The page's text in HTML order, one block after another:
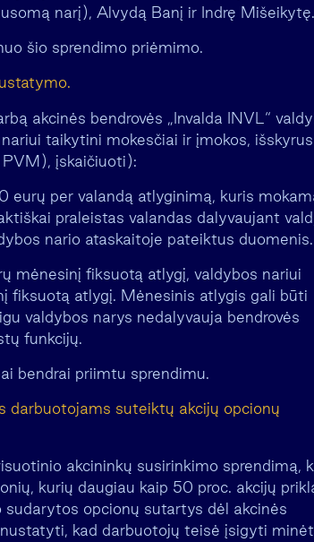
narį), Alvydą Banį ir Indrę Mišeikytę.
šio sprendimo priėmimo.
akcinės bendrovės „Invalda INVL“
taikytini mokesčiai ir įmokos, išskyrus
įskaičiuoti):
eurų per valandą atlyginimą, kuris
praleistas valandas dalyvaujant
nario ataskaitoje pateiktus duomenis.
mėnesinį fiksuotą atlygį, valdybos nariui
fiksuotą atlygį. Mėnesinis atlygis gali būti
valdybos narys nedalyvauja bendrovės
funkcijų.
bendrai priimtu sprendimu.
darbuotojams suteiktų akcijų opcionų
akcininkų susirinkimo sprendimą,
kurių daugiau kaip 50 proc. akcijų
sudarytos opcionų sutartys dėl akcinės
kad darbuotojų teisė įsigyti